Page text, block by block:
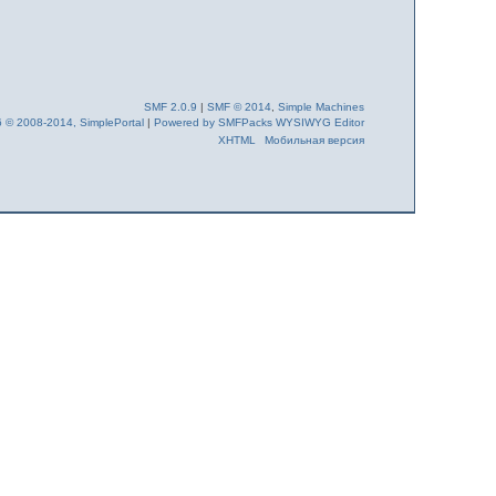
SMF 2.0.9 |SMF © 2014 ,Simple Machines
© 2008-2014, SimplePortal |Powered by SMFPacks WYSIWYG Editor
XHTML
Мобильная версия